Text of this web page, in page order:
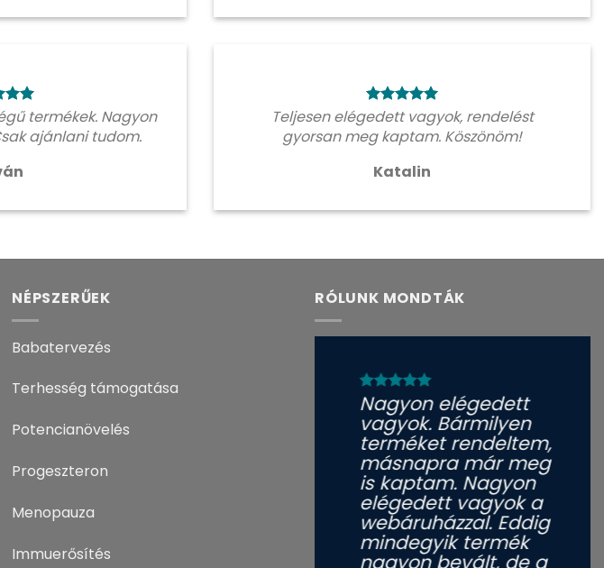
termékek. Nagyon
ajánlani tudom.
Teljesen elégedett vagyok, rendelést
gyorsan meg kaptam. Köszönöm!
Katalin
NÉPSZERŰEK
Babatervezés
Terhesség támogatása
Potencianövelés
Progeszteron
Menopauza
Immuerősítés
RÓLUNK MONDTÁK
Nagyon elégedett
vagyok. Bármilyen
terméket rendeltem,
másnapra már meg
is kaptam. Nagyon
elégedett vagyok a
webáruházzal. Eddig
mindegyik termék
nagyon bevált, de a